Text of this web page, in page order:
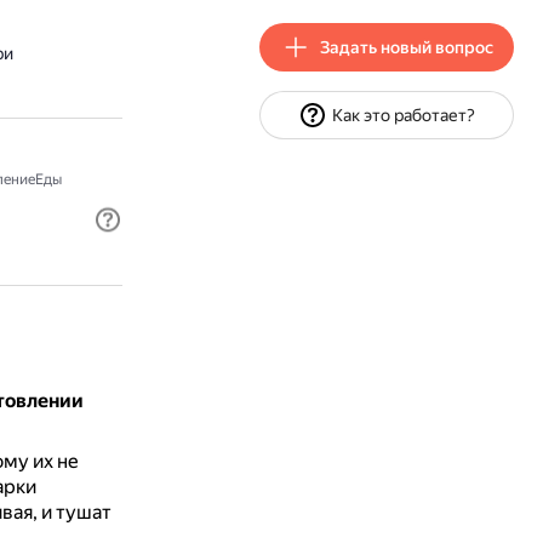
их не
и тушат
Задать новый вопрос
Как это работает?